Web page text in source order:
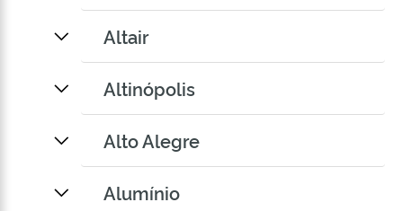
Altair
Altinópolis
Alto Alegre
Alumínio